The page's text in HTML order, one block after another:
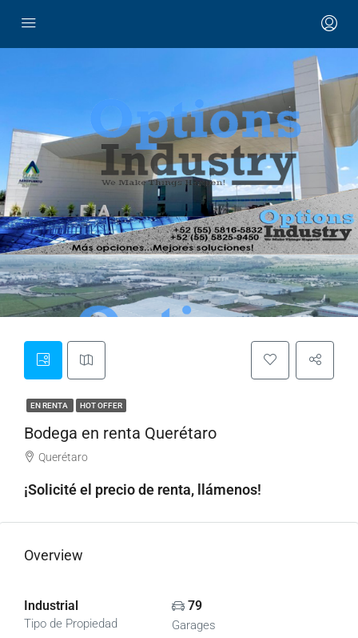
EN RENTA HOT OFFER
Bodega en renta Querétaro
Querétaro
¡Solicité el precio de renta, llámenos!
Overview
Industrial
Tipo de Propiedad
79
Garages